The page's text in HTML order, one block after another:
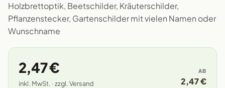
Holzbrettoptik, Beetschilder, Kräuterschilder,
Pflanzenstecker, Gartenschilder mit vielen Namen oder
Wunschname
2,47 €
inkl. MwSt. · zzgl. Versand
AB
2,47 €